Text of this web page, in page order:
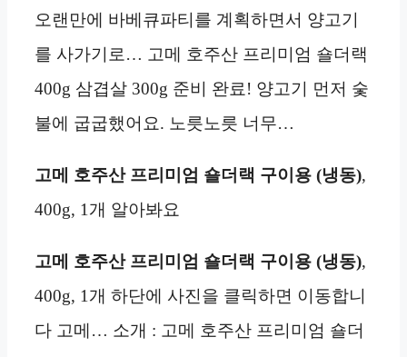
오랜만에 바베큐파티를 계획하면서 양고기
를 사가기로… 고메 호주산 프리미엄 숄더랙
400g 삼겹살 300g 준비 완료! 양고기 먼저 숯
불에 굽굽했어요. 노릇노릇 너무…
고메 호주산 프리미엄 숄더랙 구이용 (냉동),
400g, 1개 알아봐요
고메 호주산 프리미엄 숄더랙 구이용 (냉동),
400g, 1개 하단에 사진을 클릭하면 이동합니
다 고메… 소개 : 고메 호주산 프리미엄 숄더